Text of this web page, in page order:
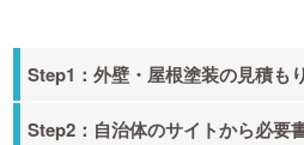
Step1：外壁・屋根塗装の見積も
Step2：自治体のサイトから必要